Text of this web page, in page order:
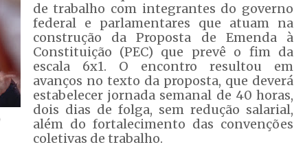
de trabalho com integrantes do governo
federal e parlamentares que atuam na
construção da Proposta de Emenda à
Constituição (PEC) que prevê o fim da
escala 6x1. O encontro resultou em
avanços no texto da proposta, que deverá
estabelecer jornada semanal de 40 horas,
dois dias de folga, sem redução salarial,
além do fortalecimento das convenções
coletivas de trabalho.